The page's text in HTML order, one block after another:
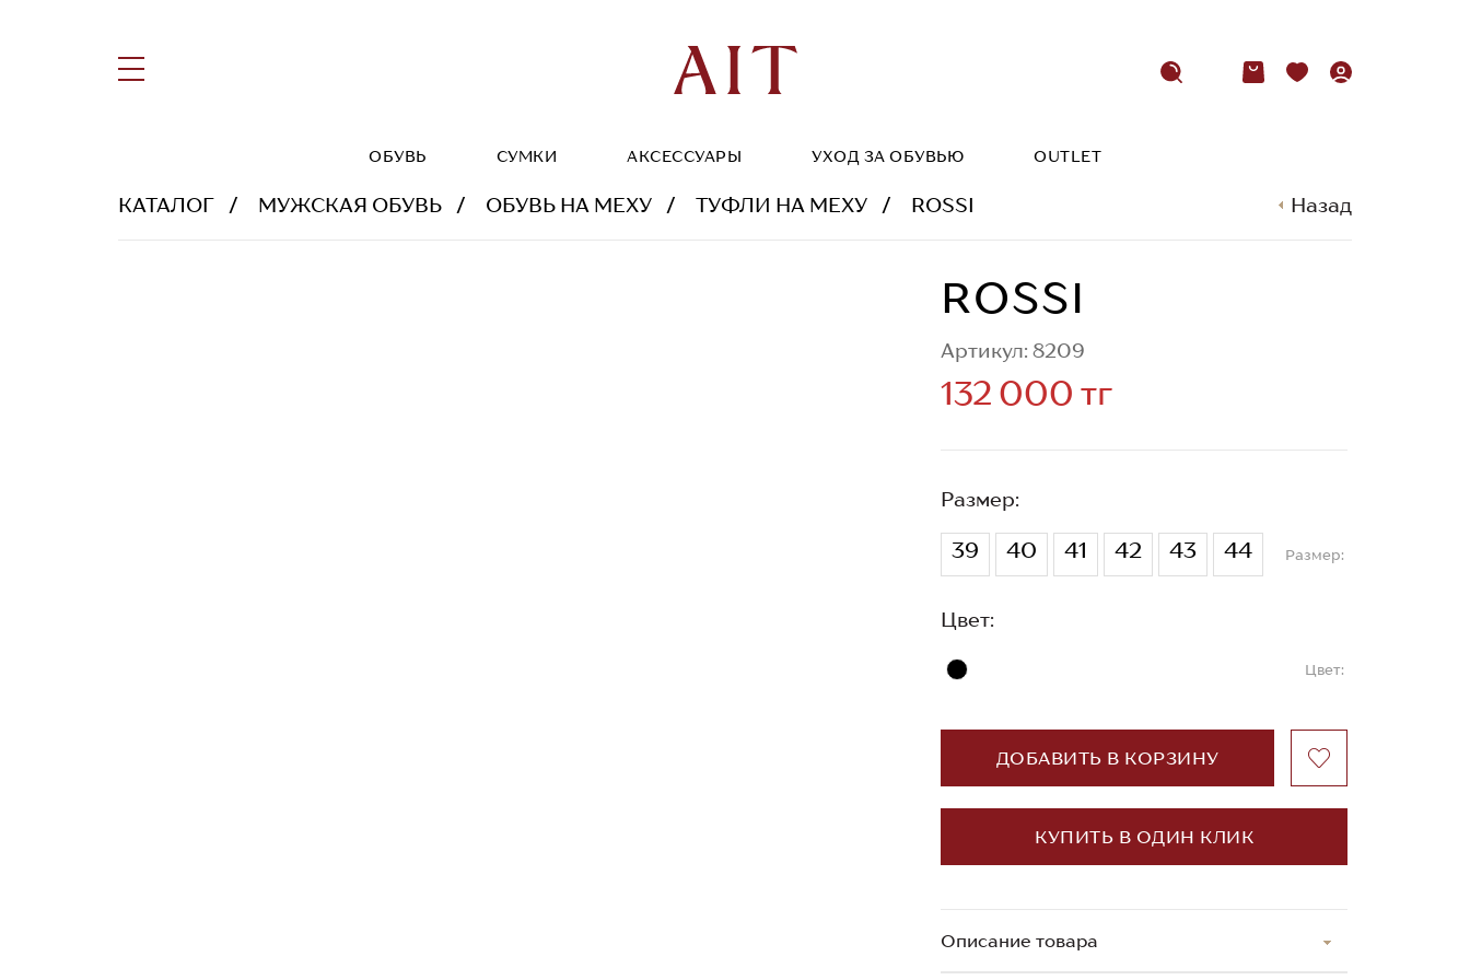
ОБУВЬ СУМКИ АКСЕССУАРЫ УХОД ЗА ОБУВЬЮ OUTLET
КАТАЛОГ МУЖСКАЯ ОБУВЬ ОБУВЬ НА МЕХУ ТУФЛИ НА МЕХУ ROSSI Назад
ROSSI
Артикул: 8209
132 000 тг
Размер:
39 40 41 42 43 44 Размер:
Цвет:
Цвет:
ДОБАВИТЬ В КОРЗИНУ
КУПИТЬ В ОДИН КЛИК
Описание товара